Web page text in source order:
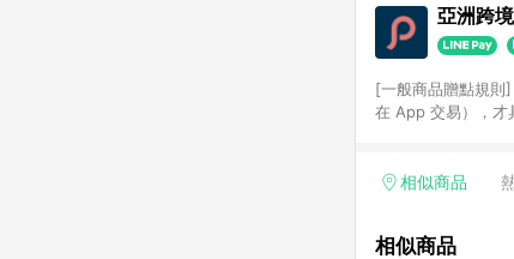
亞洲跨
[一般商品贈點規則
在 App 交易），才
格，部分退款不在
使用規則請以點數
相似商品
相似商品